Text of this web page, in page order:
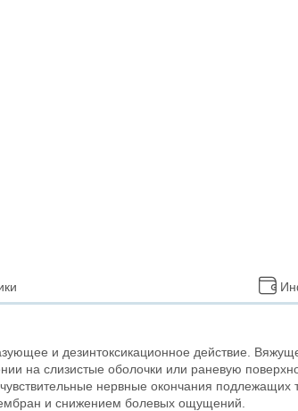
и дезинтоксикационное действие.
на слизистые оболочки или раневую
нервные окончания подлежащих
и снижением болевых ощущений.